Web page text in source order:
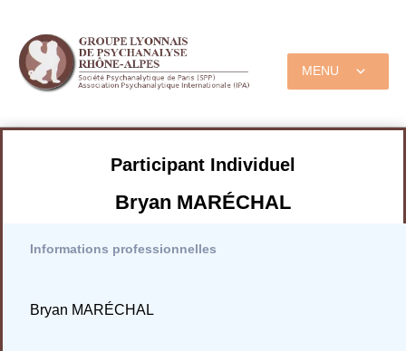
MENU
Participant Individuel
Bryan MARÉCHAL
Informations professionnelles
Bryan MARÉCHAL